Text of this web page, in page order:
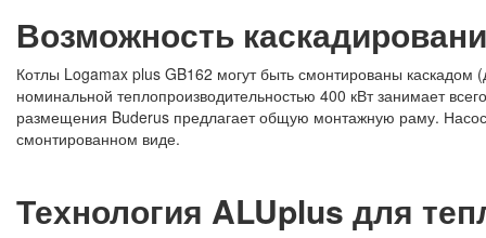
Возможность
Котлы Logamax plus GB162 могут быть смонтированы каскадом
номинальной теплопроизводительностью 400 кВт занимает
размещения Buderus предлагает общую монтажную раму.
смонтированном виде.
Технология ALUplus для